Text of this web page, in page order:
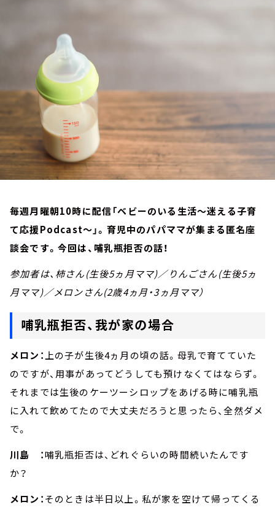
イベント・グッズ
YouTube
会社情報
毎週月曜朝10時に配信「ベビーのいる生活～迷える子育
て応援Podcast～」。育児中のパパママが集まる匿名座
談会です。今回は、哺乳瓶拒否の話！
参加者は、柿さん(生後5ヵ月ママ)／りんごさん(生後5ヵ
月ママ)／メロンさん(2歳4ヵ月・3ヵ月ママ）
哺乳瓶拒否、我が家の場合
メロン：上の子が生後4ヵ月の頃の話。母乳で育てていた
のですが、用事があってどうしても預けなくてはならず。
それまでは生後のケーツーシロップをあげる時に哺乳瓶
に入れて飲めてたので大丈夫だろうと思ったら、全然ダメ
で。
川島 ：哺乳瓶拒否は、どれぐらいの時間続いたんです
か？
メロン：そのときは半日以上。私が家を空けて帰ってくる